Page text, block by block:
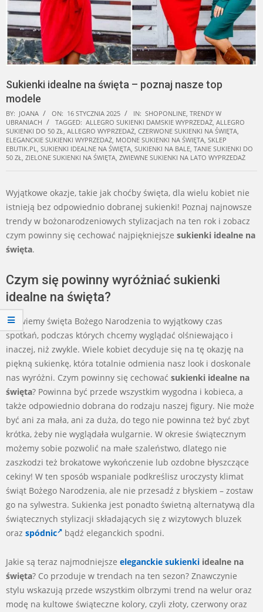
Sukienki idealne na święta – poznaj nasze top
modele
BY: JOANA ON: 16 STYCZNIA 2025 IN: SHOPONLINE, TRENDY W
UBRANIACH
TAGGED: ALLEGRO SUKIENKI DAMSKIE WYPRZEDAŻ, ALLEGRO
SUKIENKI DO 50 ZŁ, ALLEGRO WYPRZEDAŻ, CZERWONE SUKIENKI NA ŚWIĘTA,
ELEGANCKIE SUKIENKI WYPRZEDAŻ, MODNE SUKIENKI NA ŚWIĘTA, SKLEP
EBUTIK.PL, SUKIENKI IDEALNE NA ŚWIĘTA, SUKIENKI NA BALE, TANIE SUKIENKI DO
50 ZŁ, ZIELONE SUKIENKI NA ŚWIĘTA, ZWIEWNE SUKIENKI NA LATO WYPRZEDAŻ
Wyjątkowe okazje, takie jak choćby święta, dla wielu kobiet nie
istnieją bez odpowiednio dobranej sukienki! Poznaj najnowsze
trendy w bożonarodzeniowych stylizacjach na ten rok i zobacz
czym powinny się cechować najpiękniejsze sukienki idealne na
święta.
Czym się powinny wyróżniać sukienki
idealne na święta?
Jak wiemy święta Bożego Narodzenia to wyjątkowy czas
spotkań, podczas których chcemy wyglądać olśniewająco i
inaczej, niż zwykle. Wiele kobiet decyduje się na tę okazję na
piękną sukienkę, która totalnie odmienia nasz look i doskonale
nas wyróżni. Czym powinny się cechować sukienki idealne na
święta? Powinna być przede wszystkim wygodna i kobieca, a
także odpowiednio dobrana do rodzaju naszej figury. Nie może
być ani za mała, ani za duża, do tego nie powinna też być zbyt
krótka, żeby nie wyglądała wulgarnie. W okresie świątecznym
możemy sobie pozwolić na małe szaleństwo, dlatego nie
zaszkodzi też brokatowe wykończenie lub ozdobne błyszczące
cekiny! W ten sposób wspaniale podkreślisz uroczysty klimat
świąt Bożego Narodzenia, ale nie przesadź z błyskiem – zostaw
go na sylwestra. Sukienka jest ponadto świetną alternatywą dla
świątecznych stylizacji składających się z wizytowych bluzek
oraz spódnic bądź eleganckich spodni.
Jakie są teraz najmodniejsze eleganckie sukienki idealne na
święta? Co przoduje w trendach na ten sezon? Znawczynie
stylu wskazują przede wszystkim olbrzymi trend na welur oraz
modę na kultowe świąteczne kolory, czyli złoty, czerwony oraz